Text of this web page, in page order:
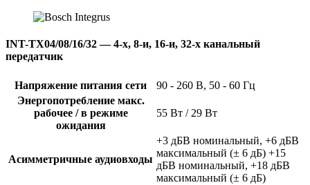
INT-TX04/08/16/32 — 4-х, 8-и, 16-и, 32-х канальный
передатчик
Напряжение питания сети
90 - 260 В, 50 - 60 Гц
Энергопотребление макс.
рабочее / в режиме
ожидания
55 Вт / 29 Вт
Асимметричные аудиовходы
+3 дБВ номинальный, +6 дБВ
максимальный (± 6 дБ) +15
дБВ номинальный, +18 дБВ
максимальный (± 6 дБ)